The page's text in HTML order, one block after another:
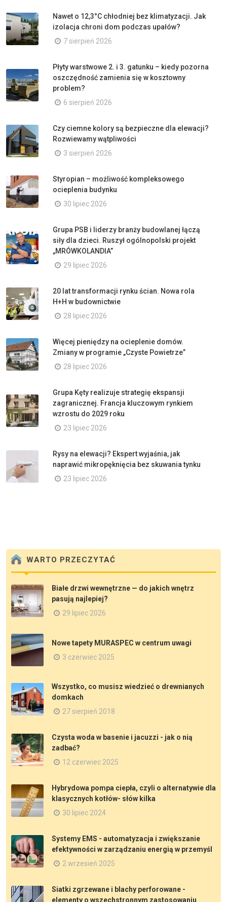
Nawet o 12,3°C chłodniej bez klimatyzacji. Jak
izolacja chroni dom podczas upałów?
7 sierpień 2026
Płyty warstwowe 2. i 3. gatunku – kiedy pozorna
oszczędność zamienia się w kosztowny
problem?
6 sierpień 2026
Czy ciemne kolory są bezpieczne dla elewacji?
Rozwiewamy wątpliwości
3 sierpień 2026
Styropian – możliwość kompleksowego
ocieplenia budynku
30 lipiec 2026
Grupa PSB i liderzy branży budowlanej łączą
siły dla dzieci. Ruszył ogólnopolski projekt
„MRÓWKOLANDIA”
29 lipiec 2026
20 lat transformacji rynku ścian. Nowa rola
H+H w budownictwie
28 lipiec 2026
Więcej pieniędzy na ocieplenie domów.
Zmiany w programie „Czyste Powietrze”
28 lipiec 2026
Grupa Kęty realizuje strategię ekspansji
zagranicznej. Francja kluczowym rynkiem
wzrostu do 2029 roku
23 lipiec 2026
Rysy na elewacji? Ekspert wyjaśnia, jak
naprawić mikropęknięcia bez skuwania tynku
23 lipiec 2026
WARTO PRZECZYTAĆ
Białe drzwi wewnętrzne — do jakich wnętrz
pasują najlepiej?
29 lipiec 2026
Nowe tapety MURASPEC w centrum uwagi
3 czerwiec 2025
Wszystko, co musisz wiedzieć o drewnianych
domkach
27 sierpień 2018
Czysta woda w basenie i jacuzzi - jak o nią
zadbać?
12 czerwiec 2025
Hybrydowa pompa ciepła, czyli o alternatywie dla
klasycznych kotłów- słów kilka
30 lipiec 2024
Systemy EMS - automatyzacja i zwiększanie
efektywności w zarządzaniu energią w przemyśl
2 wrzesień 2025
Siatki zgrzewane i blachy perforowane -
elementy o wszechstronnym zastosowaniu